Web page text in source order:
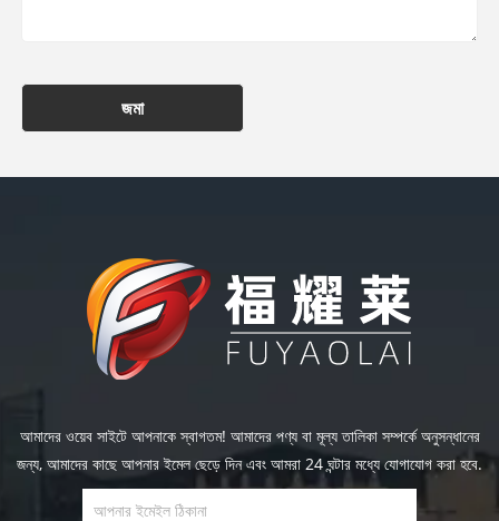
জমা
আমাদের ওয়েব সাইটে আপনাকে স্বাগতম! আমাদের পণ্য বা মূল্য তালিকা সম্পর্কে অনুসন্ধানের
জন্য, আমাদের কাছে আপনার ইমেল ছেড়ে দিন এবং আমরা 24 ঘন্টার মধ্যে যোগাযোগ করা হবে.